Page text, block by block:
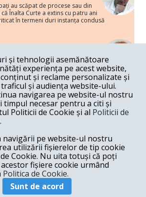
au scăpat de procese sau din
Înalta Curte a extins cu patru ani
în termeni duri instanța condusă
ale haosului politic
rezista cu retorica falsă a
care, de fapt, ascunde
și a averilor unor caste.
din partea românilor
public sunt voci care lansează
câte unui politician care deranjează un
într-un anumit moment.
modele istorice
depinde de intensitatea
anarhiei de dincolo de Nistru.
și tehnologii asemănătoare
experiența pe acest website,
și reclame personalizate și
și audiența website-ului.
navigarea pe website-ul nostru
timpul necesar pentru a citi și
Politicii de Cookie și al Politicii de
.
navigării pe website-ul nostru
utilizării fișierelor de tip cookie
Cookie. Nu uita totuși că poți
fișiere cookie urmând
Politica de Cookie.
Sunt de acord